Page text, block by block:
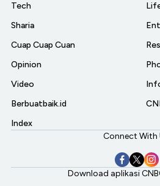
Tech
Sharia
Cuap Cuap Cuan
Opinion
Video
Berbuatbaik.id
Index
Connect With
Download aplikasi